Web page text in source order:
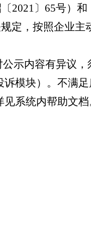
2021〕65号）
定，按照企业
示内容有异议
模块）。不满
系统内帮助文档